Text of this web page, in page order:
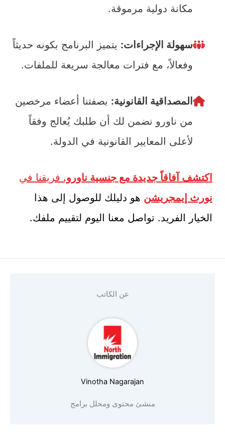
مكانة دولية مرموقة.
سهولة الإجراءات: يتميز البرنامج بكونه حديثاً
وفعالاً، مع فترات معالجة سريعة للملفات.
المصداقية القانونية: بصفتنا أعضاء مرخصين
من ناورو نضمن لك أن طلبك يُعالج وفقاً
لأعلى المعايير القانونية في الدولة.
اكتشف آفاقاً جديدة مع جنسية ناورو. فريقنا في
نورث إيمجريشن هو دليلك للوصول إلى هذا
الخيار الفريد. تواصل معنا اليوم لتقييم ملفك.
عن الكاتب
Vinotha Nagarajan
منشئ محتوى ومحلل برامج